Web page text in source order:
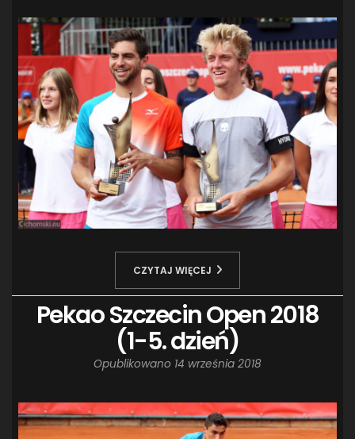
CZYTAJ WIĘCEJ
Pekao Szczecin Open 2018
(1-5. dzień)
Opublikowano 14 września 2018